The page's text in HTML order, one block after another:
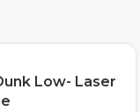
Low- Laser